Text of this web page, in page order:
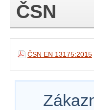
ČSN
ČSN EN 13175:2015